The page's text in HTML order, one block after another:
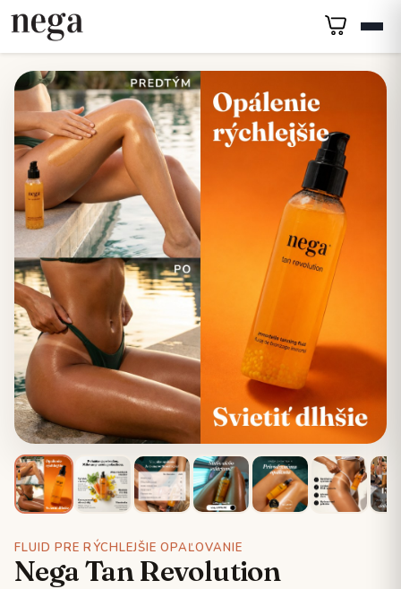
FLUID PRE RÝCHLEJŠIE OPAĽOVANIE
Nega Tan Revolution